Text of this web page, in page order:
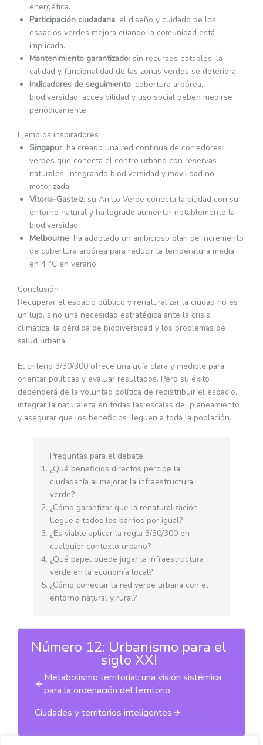
energética.
Participación ciudadana: el diseño y cuidado de los
espacios verdes mejora cuando la comunidad está
implicada.
Mantenimiento garantizado: sin recursos estables, la
calidad y funcionalidad de las zonas verdes se deteriora.
Indicadores de seguimiento: cobertura arbórea,
biodiversidad, accesibilidad y uso social deben medirse
periódicamente.
Ejemplos inspiradores
Singapur: ha creado una red continua de corredores
verdes que conecta el centro urbano con reservas
naturales, integrando biodiversidad y movilidad no
motorizada.
Vitoria-Gasteiz: su Anillo Verde conecta la ciudad con su
entorno natural y ha logrado aumentar notablemente la
biodiversidad.
Melbourne: ha adoptado un ambicioso plan de incremento
de cobertura arbórea para reducir la temperatura media
en 4 °C en verano.
Conclusión
Recuperar el espacio público y renaturalizar la ciudad no es
un lujo, sino una necesidad estratégica ante la crisis
climática, la pérdida de biodiversidad y los problemas de
salud urbana.
El criterio 3/30/300 ofrece una guía clara y medible para
orientar políticas y evaluar resultados. Pero su éxito
dependerá de la voluntad política de redistribuir el espacio,
integrar la naturaleza en todas las escalas del planeamiento
y asegurar que los beneficios lleguen a toda la población.
Preguntas para el debate
¿Qué beneficios directos percibe la
ciudadanía al mejorar la infraestructura
verde?
¿Cómo garantizar que la renaturalización
llegue a todos los barrios por igual?
¿Es viable aplicar la regla 3/30/300 en
cualquier contexto urbano?
¿Qué papel puede jugar la infraestructura
verde en la economía local?
¿Cómo conectar la red verde urbana con el
entorno natural y rural?
Número 12: Urbanismo para el
siglo XXI
Metabolismo territorial: una visión sistémica
para la ordenación del territorio
Ciudades y territorios inteligentes